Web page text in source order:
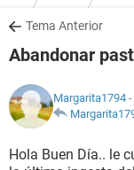
SALUD
NUTRICIÓN
BIENESTAR
Tema Anterior
Abandonar
Margarita1794
Hola Buen Día.. le